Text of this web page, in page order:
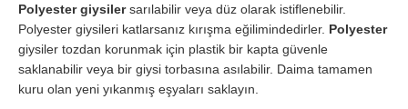
Polyester giysilersarılabilir veya düz olarak istiflenebilir.
Polyester giysileri katlarsanız kırışma eğilimindedirler. Polyester
giysiler tozdan korunmak için plastik bir kapta güvenle
saklanabilir veya bir giysi torbasına asılabilir. Daima tamamen
kuru olan yeni yıkanmış eşyaları saklayın.